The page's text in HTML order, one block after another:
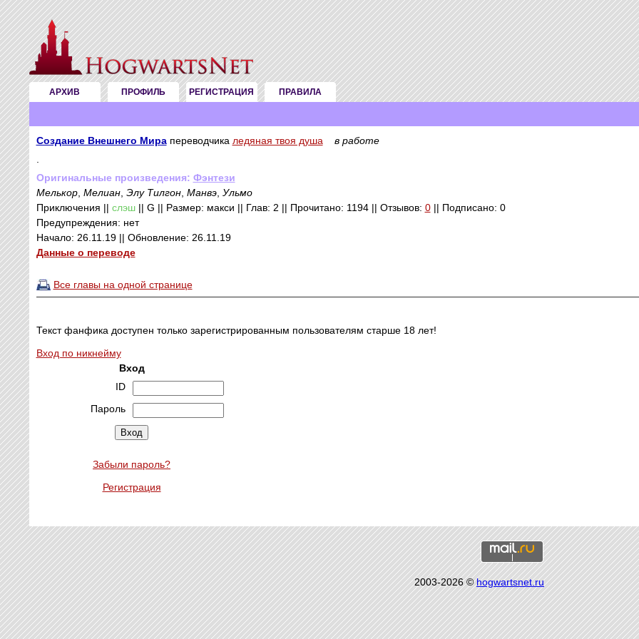
АРХИВ ПРОФИЛЬ РЕГИСТРАЦИЯ ПРАВИЛА
Создание Внешнего Мирапереводчика ледяная твоя душа
в работе
Оригинальные произведения: Фэнтези
Мелькор, Мелиан, Элу Тилгон, Манвэ, Ульмо
Приключения || слэш|| G || Размер: макси || Глав: 2 || Прочитано: 1194 || Отзывов: 0|| Подписано: 0
Предупреждения: нет
Начало: 26.11.19 || Обновление: 26.11.19
Данные о переводе
Все главы на одной странице
Текст фанфика доступен только зарегистрированным пользователям старше 18 лет!
Вход по никнейму
Вход
ID
Пароль
Забыли пароль?
Регистрация
2003-2026 ©hogwartsnet.ru